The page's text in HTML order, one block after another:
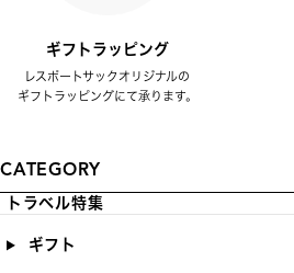
ギフトラッピング
レスポートサックオリジナルの
ギフトラッピングにて承ります。
CATEGORY
トラベル特集
ギフト